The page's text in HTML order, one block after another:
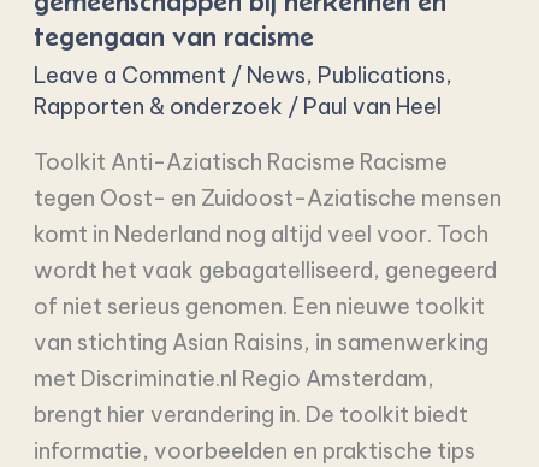
tegengaan van racisme
Leave a Comment / News, Publications,
Rapporten & onderzoek / Paul van Heel
Toolkit Anti-Aziatisch Racisme Racisme
tegen Oost- en Zuidoost-Aziatische mensen
komt in Nederland nog altijd veel voor. Toch
wordt het vaak gebagatelliseerd, genegeerd
of niet serieus genomen. Een nieuwe toolkit
van stichting Asian Raisins, in samenwerking
met Discriminatie.nl Regio Amsterdam,
brengt hier verandering in. De toolkit biedt
informatie, voorbeelden en praktische tips
bij
herkennen
en
tegengaan
van
racisme